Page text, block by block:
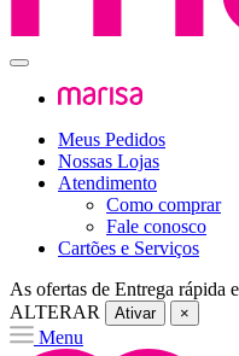
Meus Pedidos
Nossas Lojas
Atendimento
Como comprar
Fale conosco
Cartões e Serviços
As ofertas de Entrega rápida
ALTERAR
Ativar ×
Menu